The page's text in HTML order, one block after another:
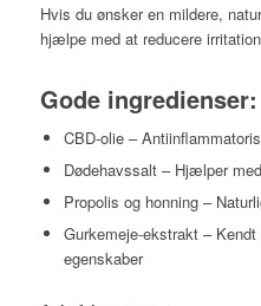
Hvis du ønsker en mildere,
hjælpe med at reducere
Gode ingredienser:
CBD-olie –
Dødehavssalt – Hjælper
Propolis og honning –
Gurkemeje-ekstrakt –
egenskaber